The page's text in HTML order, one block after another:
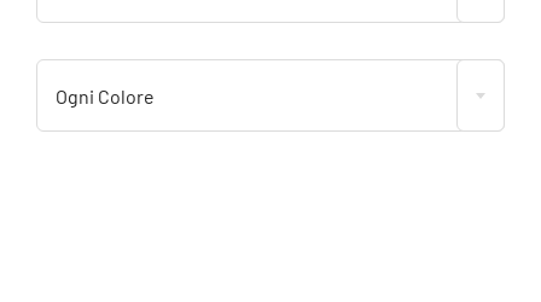
Ogni Colore